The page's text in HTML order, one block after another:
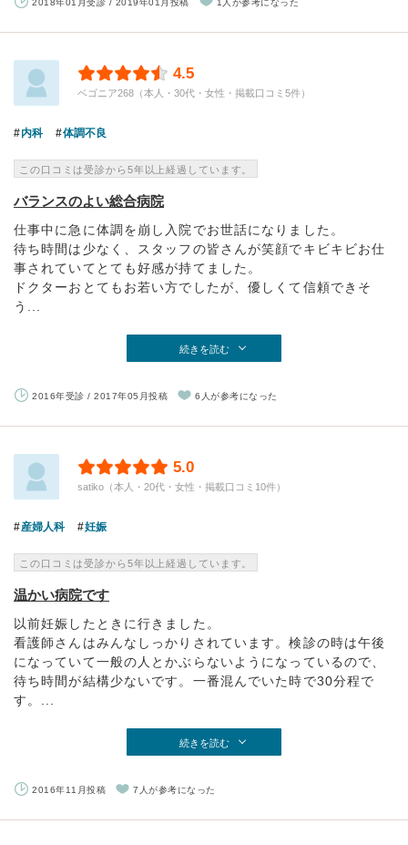
2018年01月受診 / 2019年01月投稿 1人が参考になった
4.5
ベゴニア268（本人・30代・女性・掲載口コミ5件）
内科 体調不良
この口コミは受診から5年以上経過しています。
バランスのよい総合病院
仕事中に急に体調を崩し入院でお世話になりました。
待ち時間は少なく、スタッフの皆さんが笑顔でキビキビお仕
事されていてとても好感が持てました。
ドクターおとてもお若い方でしたが、優しくて信頼できそ
う...
続きを読む
2016年受診 / 2017年05月投稿 6人が参考になった
5.0
satiko（本人・20代・女性・掲載口コミ10件）
産婦人科 妊娠
この口コミは受診から5年以上経過しています。
温かい病院です
以前妊娠したときに行きました。
看護師さんはみんなしっかりされています。検診の時は午後
になっていて一般の人とかぶらないようになっているので、
待ち時間が結構少ないです。一番混んでいた時で30分程で
す。...
続きを読む
2016年11月投稿 7人が参考になった